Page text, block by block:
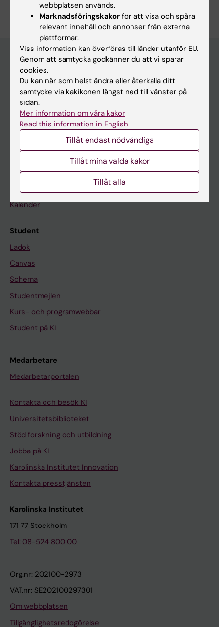
Huvudmeny
Utbildning
Forskarutbildning
Forskning
På gång
Nyheter
Kalender
Student
Ladok
Canvas
Schema
Studentmejlen
Kurs- och programwebbar
Student på KI
Medarbetare
Medarbetarportalen
Kontakta och besök KI
Universitetsbiblioteket
Stöd forskning och utbildning
Jobba på KI
Karolinska Institutet Innovation
Kontakta presstjänsten
Karolinska Institutet
171 77 Stockholm
Tel: 08-524 800 00
Org.nr: 202100-2973
VAT.nr: SE202100297301
Om webbplatsen
Tillgänglighetsredogörelse
webbplatsen används.
Marknadsföringskakor för att visa och spåra
relevant innehåll och annonser från externa
plattformar.
Viss information kan överföras till länder utanför EU.
Genom att samtycka godkänner du att vi sparar
cookies.
Du kan när som helst ändra eller återkalla ditt
samtycke via kakikonen längst ned till vänster på
sidan.
Mer information om våra kakor
Read this information in English
Tillåt endast nödvändiga
Tillåt mina valda kakor
Tillåt alla